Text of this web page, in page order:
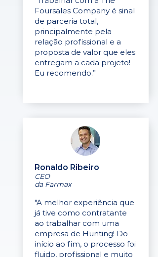
Foursales Company é sinal
de parceria total,
principalmente pela
relação profissional e a
proposta de valor que eles
entregam a cada projeto!
Eu recomendo.”
Ronaldo Ribeiro
CEO
da Farmax
"A melhor experiência que
já tive como contratante
ao trabalhar com uma
empresa de Hunting! Do
início ao fim, o processo foi
fluido, profissional e muito